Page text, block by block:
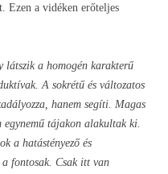
Ezen a vidéken erőteljes
látszik a homogén karakterű
A sokrétű és változatos
hanem segíti. Magas
tájakon alakultak ki.
a hatástényező és
fontosak. Csak itt van